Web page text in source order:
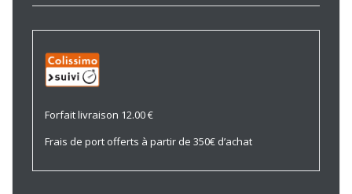
Forfait livraison 12.00 €
Frais de port offerts à partir de 350€ d’achat